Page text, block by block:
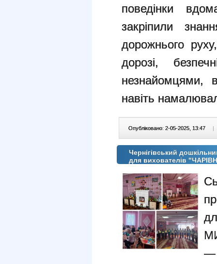
поведінки
закріпили
дорожнього
дорозі,
незнайомцями,
навіть
Опубліковано: 2-05-2025, 13:47 |
Чернігівський
для вихователів
—